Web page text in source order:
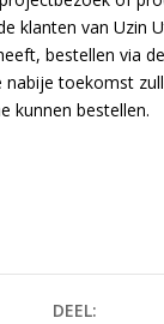
klanten van Uzin
bestellen via
nabije toekomst
kunnen bestellen.
DEEL: